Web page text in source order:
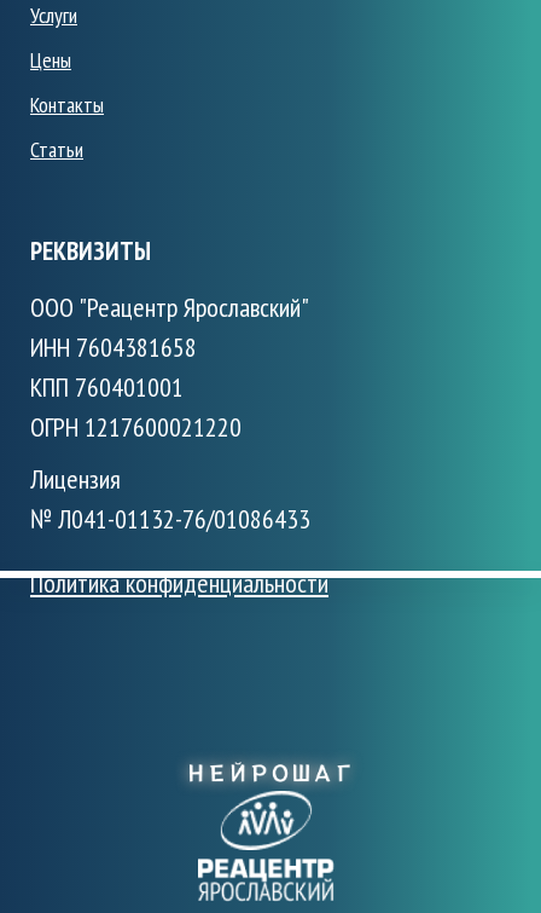
Услуги
Цены
Контакты
Статьи
РЕКВИЗИТЫ
ООО "Реацентр Ярославский"
ИНН 7604381658
КПП 760401001
ОГРН 1217600021220
Лицензия
№ Л041-01132-76/01086433
Политика конфиденциальности